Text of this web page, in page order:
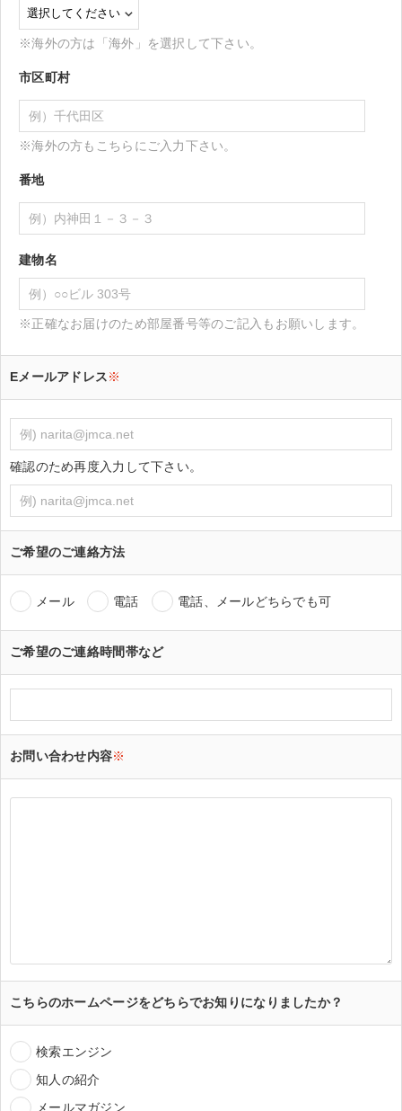
※海外の方は「海外」を選択して下さい。
市区町村
※海外の方もこちらにご入力下さい。
番地
建物名
※正確なお届けのため部屋番号等のご記入もお願いします。
Eメールアドレス※
確認のため再度入力して下さい。
ご希望のご連絡方法
メール 電話 電話、メールどちらでも可
ご希望のご連絡時間帯など
お問い合わせ内容※
こちらのホームページをどちらでお知りになりましたか？
検索エンジン
知人の紹介
メールマガジン